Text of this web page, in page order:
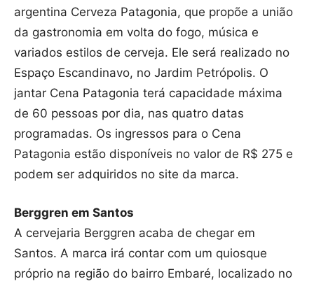
argentina Cerveza Patagonia, que propõe a união
da gastronomia em volta do fogo, música e
variados estilos de cerveja. Ele será realizado no
Espaço Escandinavo, no Jardim Petrópolis. O
jantar Cena Patagonia terá capacidade máxima
de 60 pessoas por dia, nas quatro datas
programadas. Os ingressos para o Cena
Patagonia estão disponíveis no valor de R$ 275 e
podem ser adquiridos no site da marca.
Berggren em Santos
A cervejaria Berggren acaba de chegar em
Santos. A marca irá contar com um quiosque
próprio na região do bairro Embaré, localizado no